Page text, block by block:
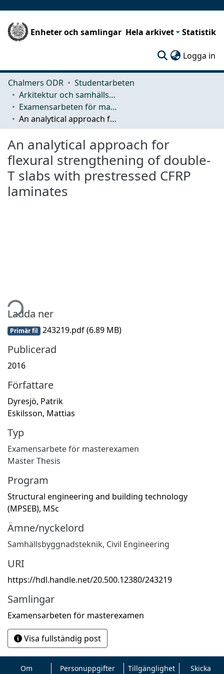
Enheter och samlingar Hela arkivet Statistik
Logga in
Chalmers ODR
Studentarbeten
Arkitektur och samhällsbyggnadsteknik (ACE)
Examensarbeten för masterexamen
An analytical approach for flexural strengthening of double-T slabs with prestressed CFRP laminates
An analytical approach for
flexural strengthening of double-
T slabs with prestressed CFRP
laminates
Ladda ner
Primär fil 243219.pdf(6.89 MB)
Publicerad
2016
Författare
Dyresjö, Patrik
Eskilsson, Mattias
Typ
Examensarbete för masterexamen
Master Thesis
Program
Structural engineering and building technology
(MPSEB), MSc
Ämne/nyckelord
Samhällsbyggnadsteknik, Civil Engineering
URI
https://hdl.handle.net/20.500.12380/243219
Samlingar
Examensarbeten för masterexamen
Visa fullständig post
Om Personuppgifter Tillgänglighet Skicka